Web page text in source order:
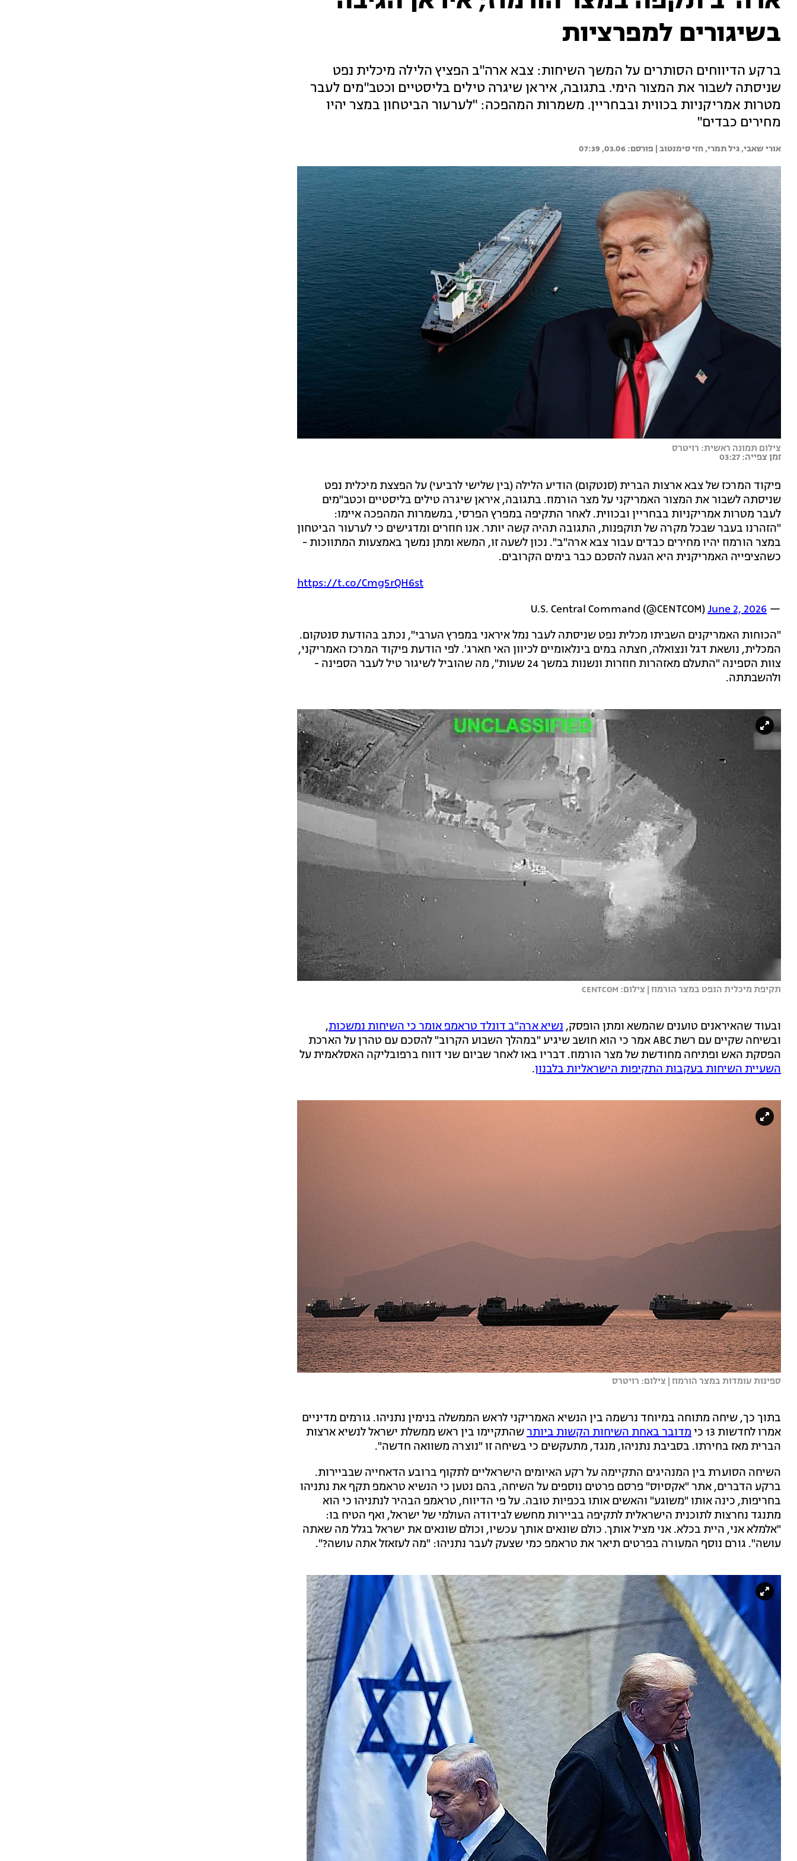
בשיגורים למפרציות
ברקע הדיווחים הסותרים על המשך השיחות: צבא ארה"ב הפציץ הלילה מיכלית נפט
שניסתה לשבור את המצור הימי. בתגובה, איראן שיגרה טילים בליסטיים וכטב"מים לעבר
מטרות אמריקניות בכווית ובבחריין. משמרות המהפכה: "לערעור הביטחון במצר יהיו
מחירים כבדים"
אורי שאבי, גיל תמרי, חזי סימנטוב | 03.06, 07:39
צילום תמונה ראשית: רויטרס
זמן צפייה: 03:27
פיקוד המרכז של צבא ארצות הברית (סנטקום) הודיע הלילה (בין שלישי לרביעי) על הפצצת מיכלית נפט
שניסתה לשבור את המצור האמריקני על מצר הורמוז. בתגובה, איראן שיגרה טילים בליסטיים וכטב"מים
לעבר מטרות אמריקניות בבחריין ובכווית. לאחר התקיפה במפרץ הפרסי, במשמרות המהפכה איימו:
"הזהרנו בעבר שבכל מקרה של תוקפנות, התגובה תהיה קשה יותר. אנו חוזרים ומדגישים כי לערעור הביטחון
במצר הורמוז יהיו מחירים כבדים עבור צבא ארה"ב". נכון לשעה זו, המשא ומתן נמשך באמצעות המתווכות -
כשהציפייה האמריקנית היא הגעה להסכם כבר בימים הקרובים.
https://t.co/Cmg5rQH6st
— U.S. Central Command (@CENTCOM)
June 2, 2026
"הכוחות האמריקנים השביתו מכלית נפט שניסתה לעבר נמל איראני במפרץ הערבי", נכתב בהודעת סנטקום.
המכלית, נושאת דגל ונצואלה, חצתה במים בינלאומיים לכיוון האי חארג'. לפי הודעת פיקוד המרכז האמריקני,
צוות הספינה "התעלם מאזהרות חוזרות ונשנות במשך 24 שעות", מה שהוביל לשיגור טיל לעבר הספינה -
ולהשבתתה.
תקיפת מיכלית הנפט במצר הורמוז | צילום: CENTCOM
ובעוד שהאיראנים טוענים שהמשא ומתן הופסק, נשיא ארה"ב דונלד טראמפ אומר כי השיחות נמשכות,
ובשיחה שקיים עם רשת ABC אמר כי הוא חושב שיגיע "במהלך השבוע הקרוב" להסכם עם טהרן על הארכת
הפסקת האש ופתיחה מחודשת של מצר הורמוז. דבריו באו לאחר שביום שני דווח ברפובליקה האסלאמית על
השעיית השיחות בעקבות התקיפות הישראליות בלבנון.
ספינות עומדות במצר הורמוז | צילום: רויטרס
בתוך כך, שיחה מתוחה במיוחד נרשמה בין הנשיא האמריקני לראש הממשלה בנימין נתניהו. גורמים מדיניים
אמרו לחדשות 13 כי
מדובר באחת השיחות הקשות ביותרשהתקיימו בין ראש ממשלת ישראל לנשיא ארצות
הברית מאז בחירתו. בסביבת נתניהו, מנגד, מתעקשים כי בשיחה זו "נוצרה משוואה חדשה".
השיחה הסוערת בין המנהיגים התקיימה על רקע האיומים הישראליים לתקוף ברובע הדאחייה שבביירות.
ברקע הדברים, אתר "אקסיוס" פרסם פרטים נוספים על השיחה, בהם נטען כי הנשיא טראמפ תקף את נתניהו
בחריפות, כינה אותו "משוגע" והאשים אותו בכפיות טובה. על פי הדיווח, טראמפ הבהיר לנתניהו כי הוא
מתנגד נחרצות לתוכנית הישראלית לתקיפה בביירות מחשש לבידודה העולמי של ישראל, ואף הטיח בו:
"אלמלא אני, היית בכלא. אני מציל אותך. כולם שונאים אותך עכשיו, וכולם שונאים את ישראל בגלל מה שאתה
עושה". גורם נוסף המעורה בפרטים תיאר את טראמפ כמי שצעק לעבר נתניהו: "מה לעזאזל אתה עושה?".